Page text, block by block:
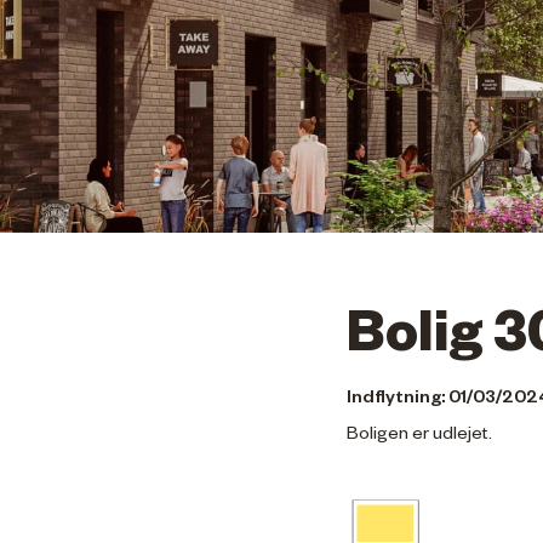
Bolig
Indflytning: 01/03/
Boligen er udlejet.